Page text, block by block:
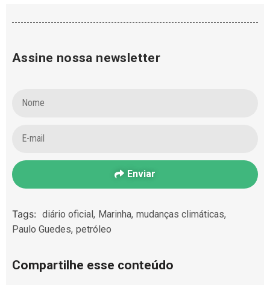
Assine nossa newsletter
Enviar
Tags: diário oficial, Marinha, mudanças climáticas,
Paulo Guedes, petróleo
Compartilhe esse conteúdo